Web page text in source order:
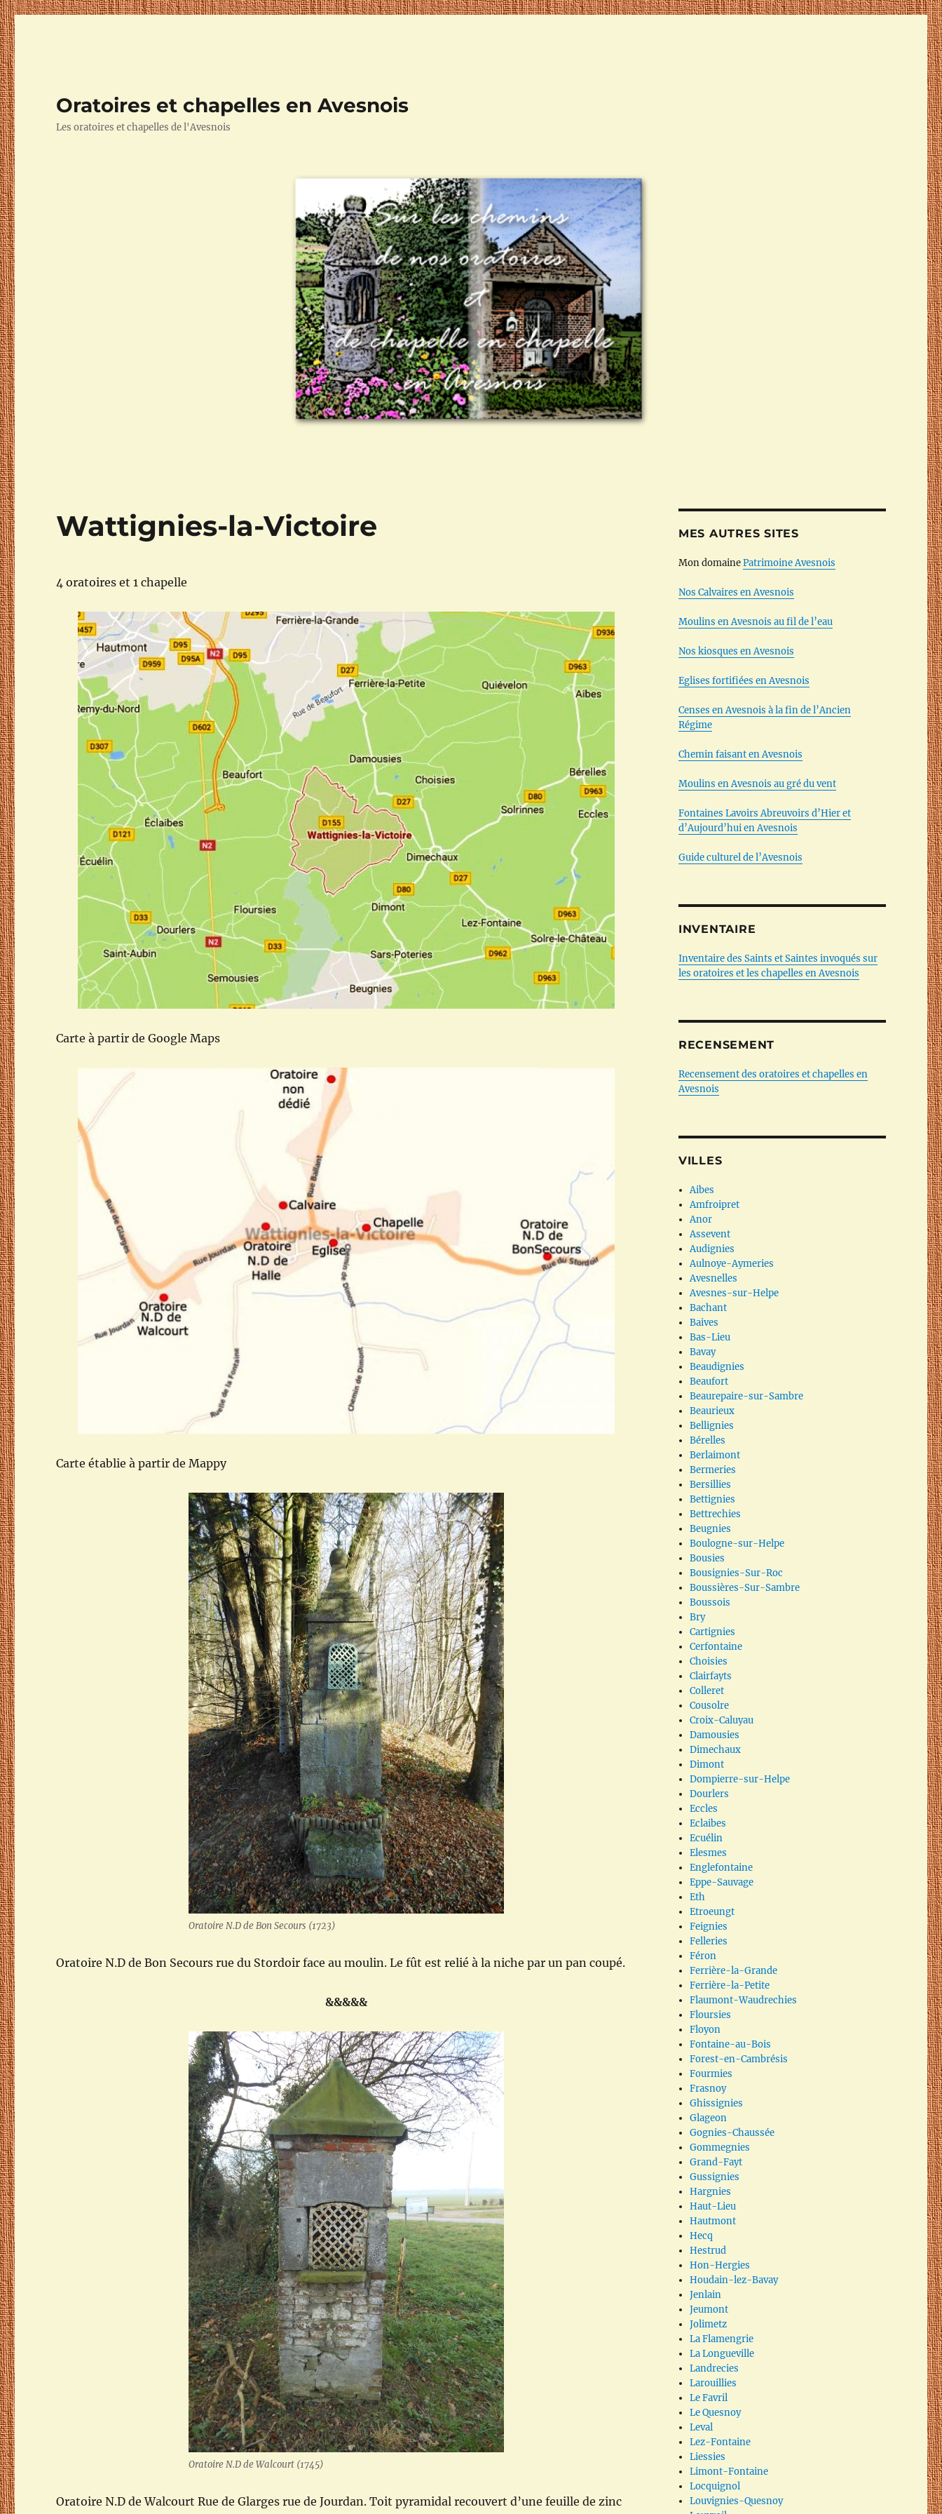
Oratoires et chapelles en Avesnois
Les oratoires et chapelles de l'Avesnois
Wattignies-la-Victoire
4 oratoires et 1 chapelle
Carte à partir de Google Maps
Carte établie à partir de Mappy
Oratoire N.D de Bon Secours (1723)
Oratoire N.D de Bon Secours rue du Stordoir face au moulin. Le fût est relié à la niche par un pan coupé.
&&&&&
Oratoire N.D de Walcourt (1745)
Oratoire N.D de Walcourt Rue de Glarges rue de Jourdan. Toit pyramidal recouvert d’une feuille de zinc
MES AUTRES SITES
Mon domainePatrimoine Avesnois
Nos Calvaires en Avesnois
Moulins en Avesnois au fil de l’eau
Nos kiosques en Avesnois
Eglises fortifiées en Avesnois
Censes en Avesnois à la fin de l’Ancien
Régime
Chemin faisant en Avesnois
Moulins en Avesnois au gré du vent
Fontaines Lavoirs Abreuvoirs d’Hier et
d’Aujourd’hui en Avesnois
Guide culturel de l’Avesnois
INVENTAIRE
Inventaire des Saints et Saintes invoqués sur
les oratoires et les chapelles en Avesnois
RECENSEMENT
Recensement des oratoires et chapelles en
Avesnois
VILLES
Aibes
Amfroipret
Anor
Assevent
Audignies
Aulnoye-Aymeries
Avesnelles
Avesnes-sur-Helpe
Bachant
Baives
Bas-Lieu
Bavay
Beaudignies
Beaufort
Beaurepaire-sur-Sambre
Beaurieux
Bellignies
Bérelles
Berlaimont
Bermeries
Bersillies
Bettignies
Bettrechies
Beugnies
Boulogne-sur-Helpe
Bousies
Bousignies-Sur-Roc
Boussières-Sur-Sambre
Boussois
Bry
Cartignies
Cerfontaine
Choisies
Clairfayts
Colleret
Cousolre
Croix-Caluyau
Damousies
Dimechaux
Dimont
Dompierre-sur-Helpe
Dourlers
Eccles
Eclaibes
Ecuélin
Elesmes
Englefontaine
Eppe-Sauvage
Eth
Etroeungt
Feignies
Felleries
Féron
Ferrière-la-Grande
Ferrière-la-Petite
Flaumont-Waudrechies
Floursies
Floyon
Fontaine-au-Bois
Forest-en-Cambrésis
Fourmies
Frasnoy
Ghissignies
Glageon
Gognies-Chaussée
Gommegnies
Grand-Fayt
Gussignies
Hargnies
Haut-Lieu
Hautmont
Hecq
Hestrud
Hon-Hergies
Houdain-lez-Bavay
Jenlain
Jeumont
Jolimetz
La Flamengrie
La Longueville
Landrecies
Larouillies
Le Favril
Le Quesnoy
Leval
Lez-Fontaine
Liessies
Limont-Fontaine
Locquignol
Louvignies-Quesnoy